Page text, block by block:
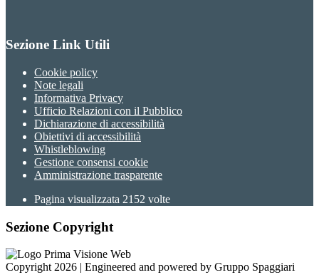
Sezione Link Utili
Cookie policy
Note legali
Informativa Privacy
Ufficio Relazioni con il Pubblico
Dichiarazione di accessibilità
Obiettivi di accessibilità
Whistleblowing
Gestione consensi cookie
Amministrazione trasparente
Pagina visualizzata 2152 volte
Sezione Copyright
Copyright 2026 | Engineered and powered by Gruppo Spaggiari